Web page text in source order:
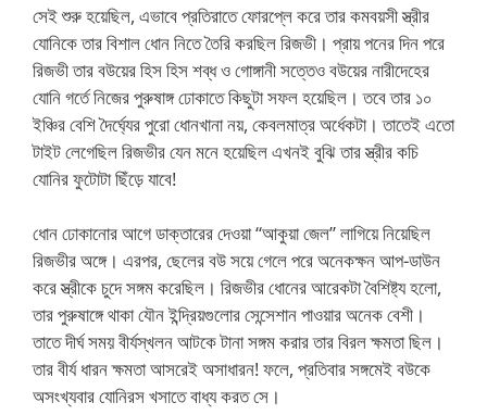
সেই শুরু হয়েছিল, এভাবে প্রতিরাতে ফোরপ্লে করে তার কমবয়সী স্ত্রীর
যোনিকে তার বিশাল ধোন নিতে তৈরি করছিল রিজভী। প্রায় পনের দিন পরে
রিজভী তার বউয়ের হিস হিস শব্ধ ও গোঙ্গানী সত্তেও বউয়ের নারীদেহের
যোনি গর্তে নিজের পুরুষাঙ্গ ঢোকাতে কিছুটা সফল হয়েছিল। তবে তার ১০
ইঞ্চির বেশি দৈর্ঘ্যের পুরো ধোনখানা নয়, কেবলমাত্র অর্ধেকটা। তাতেই এতো
টাইট লেগেছিল রিজভীর যেন মনে হয়েছিল এখনই বুঝি তার স্ত্রীর কচি
যোনির ফুটোটা ছিঁড়ে যাবে!
ধোন ঢোকানোর আগে ডাক্তারের দেওয়া “আকুয়া জেল” লাগিয়ে নিয়েছিল
রিজভীর অঙ্গে। এরপর, ছেলের বউ সয়ে গেলে পরে অনেকক্ষন আপ-ডাউন
করে স্ত্রীকে চুদে সঙ্গম করেছিল। রিজভীর ধোনের আরেকটা বৈশিষ্ট্য হলো,
তার পুরুষাঙ্গে থাকা যৌন ইন্দ্রিয়গুলোর সেন্সেশান পাওয়ার অনেক বেশী।
তাতে দীর্ঘ সময় বীর্যস্খলন আটকে টানা সঙ্গম করার তার বিরল ক্ষমতা ছিল।
তার বীর্য ধারন ক্ষমতা আসরেই অসাধারন! ফলে, প্রতিবার সঙ্গমেই বউকে
অসংখ্যবার যোনিরস খসাতে বাধ্য করত সে।